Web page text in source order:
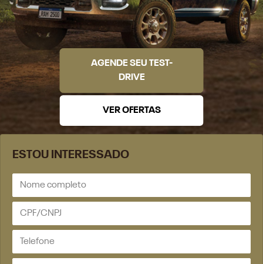
ESTOU INTERESSADO
AGENDE SEU TEST-
DRIVE
VER OFERTAS